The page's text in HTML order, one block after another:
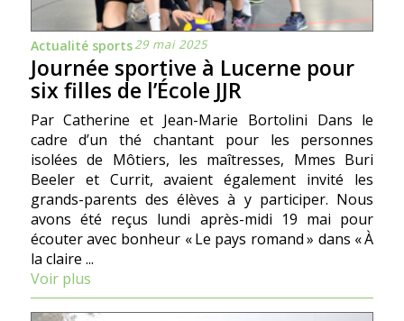
Actualité sports29 mai 2025
Journée sportive à Lucerne pour
six filles de l’École JJR
Par Catherine et Jean-Marie Bortolini Dans le
cadre d’un thé chantant pour les personnes
isolées de Môtiers, les maîtresses, Mmes Buri
Beeler et Currit, avaient également invité les
grands-parents des élèves à y participer. Nous
avons été reçus lundi après-midi 19 mai pour
écouter avec bonheur « Le pays romand » dans « À
la claire ...
Voir plus